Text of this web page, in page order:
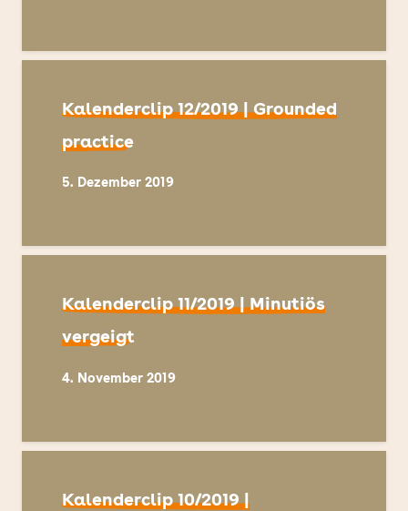
Kalenderclip 12/2019 | Grounded
practice
5. Dezember 2019
Kalenderclip 11/2019 | Minutiös
vergeigt
4. November 2019
Kalenderclip 10/2019 |